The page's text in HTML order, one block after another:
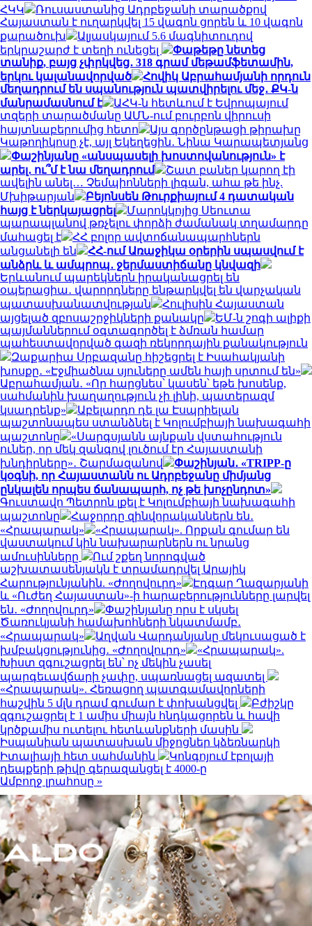
ՀԿԿ
Ռուսաստանից Ադրբեջանի տարածքով
Հայաստան է ուղարկվել 15 վագոն ցորեն և 10 վագոն
քարածուխ
Ալյասկայում 5.6 մագնիտուդով
երկրաշարժ է տեղի ունեցել
Փաթեթը նետեց
տանիք, բայց չփրկվեց․ 318 գրամ մեթամֆետամին,
երկու կալանավորված
Հովիկ Աբրահամյանի որդուն
մեղադրում են սպանություն պատվիրելու մեջ․ ՔԿ-ն
մանրամասնում է
ԱՀԿ-ն հետևում է Եվրոպայում
տզերի տարածմանը ԱՄՆ-ում բուրբոն վիրուսի
հայտնաբերումից հետո
Այս գործընթացի թիրախը
Կաթողիկոսը չէ, այլ Եկեղեցին․ Նինա Կարապետյանց
Փաշինյանը «անսպասելի խոստովանություն» է
արել․ ու՞մ է նա մեղադրում
Շատ բաներ կարող էի
ավելին անել… Չեմպիոնների լիգան, ահա թե ինչ.
Մխիթարյան
Բեյոնսեն Թուրքիայում 4 դատական
հայց է ներկայացրել
Մարոկկոյից Սեուտա
պարապլանով թռչելու փորձի ժամանակ տղամարդը
մահացել է
ՀՀ բոլոր ավտոճանապարհներն
անցանելի են
ՀՀ-ում Առաջիկա օրերին սպասվում է
անձրև և ամպրոպ․ ջերմաստիճանը կնվազի
Երևանում պարեկներն իրականացրել են
օպերացիա․ վարորդները ենթարկվել են վարչական
պատասխանատվության
Հուլիսին Հայաստան
այցելած զբոսաշրջիկների քանակը
ԵՄ-ն շոգի ալիքի
պայմաններում օգտագործել է ձմռան համար
պահեստավորված գազի ռեկորդային քանակություն
Զաքարիա Սրբազանը հիշեցրել է Իսահակյանի
խոսքը․ «Էջմիածնա սյուները ամեն հայի սրտում են»
Աբրահամյան․ «Որ հարցնես՝ կասեն՝ եթե խոսենք,
սահմանին խաղաղություն չի լինի, պատերազմ
կսադրենք»
Աբելարդո դե լա Էսպրիելան
պաշտոնապես ստանձնել է Կոլումբիայի նախագահի
պաշտոնը
«Սարգսյանն այնքան վստահություն
ուներ, որ մեկ զանգով լուծում էր Հայաստանի
խնդիրները»․ Շարմազանով
Փաշինյան․ «TRIPP-ը
կօգնի, որ Հայաստանն ու Ադրբեջանը միմյանց
ընկալեն որպես ճանապարհ, ոչ թե խոչընդոտ»
Գուստավո Պետրոն լքել է Կոլումբիայի նախագահի
պաշտոնը
Հաջորդը զինվորականներն են․
«Հրապարակ»
«Հրապարակ». Որքան գումար են
վաստակում կին նախարարներն ու նրանց
ամուսինները
Ում շքեղ նորոգված
աշխատասենյակն է տրամադրվել Արայիկ
Հարությունյանին. «Ժողովուրդ»
Էդգար Ղազարյանի
և «Ուժեղ Հայաստան»-ի հարաբերությունները լարվել
են․ «Ժողովուրդ»
Փաշինյանը որս է սկսել
Ծառուկյանի համախոհների նկատմամբ․
«Հրապարակ»
Աղվան Վարդանյանը մեկուսացած է
խմբակցությունից․ «Ժողովուրդ»
«Հրապարակ».
Խիստ զգուշացրել են՝ ոչ մեկին չասել
պարգեւավճարի չափը, սպառնացել ազատել
«Հրապարակ». Հեռացող պատգամավորների
հաշվին 5 մլն դրամ գումար է փոխանցվել
Բժիշկը
զգուշացրել է 1 ամիս միայն հնդկացորեն և հավի
կրծքամիս ուտելու հետևանքների մասին
Իսպանիան պատասխան միջոցներ կձեռնարկի
Իտալիայի հետ սահմանին
Կոնգոյում էբոլայի
դեպքերի թիվը գերազանցել է 4000-ը
Ամբողջ լրահոսը »